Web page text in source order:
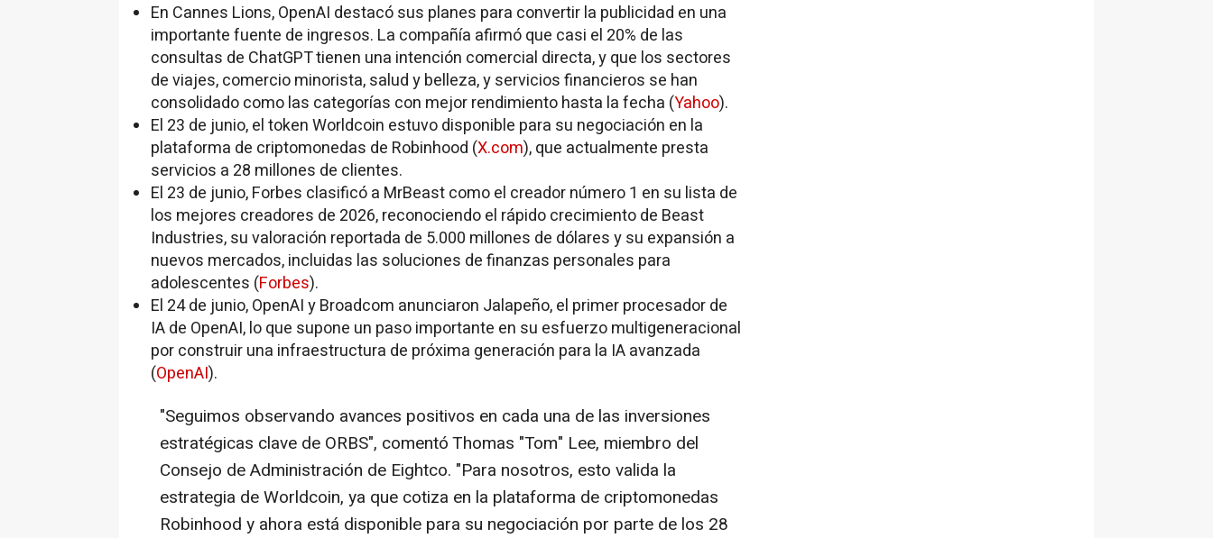
En Cannes Lions, OpenAI destacó sus planes para convertir la publicidad en una
importante fuente de ingresos. La compañía afirmó que casi el 20% de las
consultas de ChatGPT tienen una intención comercial directa, y que los sectores
de viajes, comercio minorista, salud y belleza, y servicios financieros se han
consolidado como las categorías con mejor rendimiento hasta la fecha (Yahoo).
El 23 de junio, el token Worldcoin estuvo disponible para su negociación en la
plataforma de criptomonedas de Robinhood (X.com), que actualmente presta
servicios a 28 millones de clientes.
El 23 de junio, Forbes clasificó a MrBeast como el creador número 1 en su lista de
los mejores creadores de 2026, reconociendo el rápido crecimiento de Beast
Industries, su valoración reportada de 5.000 millones de dólares y su expansión a
nuevos mercados, incluidas las soluciones de finanzas personales para
adolescentes (Forbes).
El 24 de junio, OpenAI y Broadcom anunciaron Jalapeño, el primer procesador de
IA de OpenAI, lo que supone un paso importante en su esfuerzo multigeneracional
por construir una infraestructura de próxima generación para la IA avanzada
(OpenAI).
"Seguimos observando avances positivos en cada una de las inversiones
estratégicas clave de ORBS", comentó Thomas "Tom" Lee, miembro del
Consejo de Administración de Eightco. "Para nosotros, esto valida la
estrategia de Worldcoin, ya que cotiza en la plataforma de criptomonedas
Robinhood y ahora está disponible para su negociación por parte de los 28